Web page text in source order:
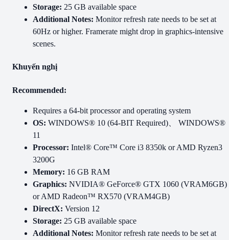
Storage: 25 GB available space
Additional Notes: Monitor refresh rate needs to be set at
60Hz or higher. Framerate might drop in graphics-intensive
scenes.
Khuyến nghị
Recommended:
Requires a 64-bit processor and operating system
OS: WINDOWS® 10 (64-BIT Required)、 WINDOWS®
11
Processor: Intel® Core™ Core i3 8350k or AMD Ryzen3
3200G
Memory: 16 GB RAM
Graphics: NVIDIA® GeForce® GTX 1060 (VRAM6GB)
or AMD Radeon™ RX570 (VRAM4GB)
DirectX: Version 12
Storage: 25 GB available space
Additional Notes: Monitor refresh rate needs to be set at